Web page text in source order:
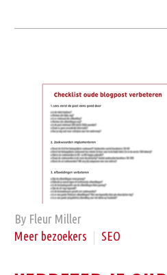
By Fleur Miller
Meer bezoekers
SEO